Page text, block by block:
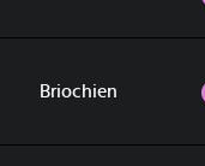
Briochien